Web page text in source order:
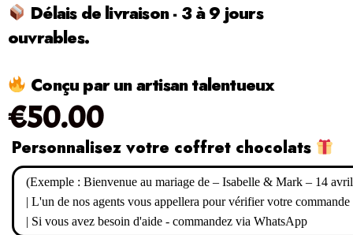
Délais de livraison - 3 à 9 jours
ouvrables.
Conçu par un artisan talentueux
€50.00
Personnalisez votre coffret chocolats